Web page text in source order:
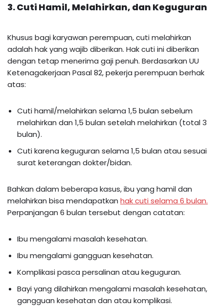
3. Cuti Hamil, Melahirkan, dan Keguguran
Khusus bagi karyawan perempuan, cuti melahirkan
adalah hak yang wajib diberikan. Hak cuti ini diberikan
dengan tetap menerima gaji penuh. Berdasarkan UU
Ketenagakerjaan Pasal 82, pekerja perempuan berhak
atas:
Cuti hamil/melahirkan selama 1,5 bulan sebelum
melahirkan dan 1,5 bulan setelah melahirkan (total 3
bulan).
Cuti karena keguguran selama 1,5 bulan atau sesuai
surat keterangan dokter/bidan.
Bahkan dalam beberapa kasus, ibu yang hamil dan
melahirkan bisa mendapatkan hak cuti selama 6 bulan.
Perpanjangan 6 bulan tersebut dengan catatan:
Ibu mengalami masalah kesehatan.
Ibu mengalami gangguan kesehatan.
Komplikasi pasca persalinan atau keguguran.
Bayi yang dilahirkan mengalami masalah kesehatan,
gangguan kesehatan dan atau komplikasi.